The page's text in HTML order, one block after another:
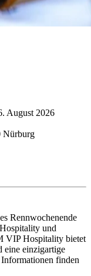
August 2026
Nürburg
Rennwochenende
und
VIP Hospitality bietet
eine einzigartige
finden